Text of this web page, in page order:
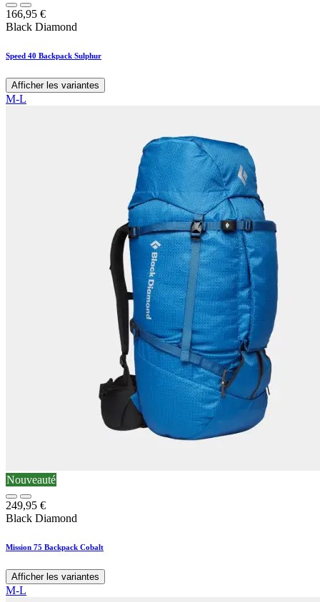
166,95 €
Black Diamond
Speed 40 Backpack Sulphur
Afficher les variantes
M-L
Nouveauté
249,95 €
Black Diamond
Mission 75 Backpack Cobalt
Afficher les variantes
M-L